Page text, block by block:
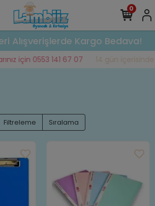
Alışverişlerde Kargo Bedava!
için 0553 141 67 07 14 gün içerisinde
0
Filtreleme Sıralama